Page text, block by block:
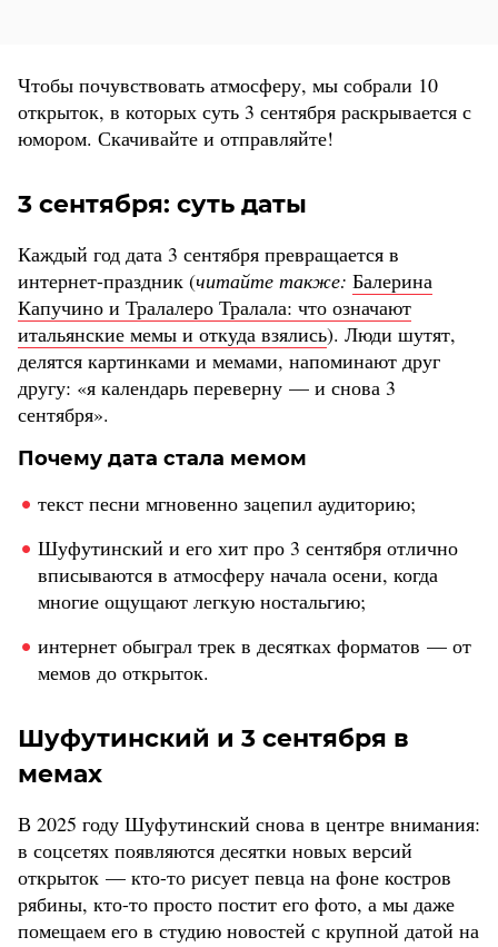
Чтобы почувствовать атмосферу, мы собрали 10
открыток, в которых суть 3 сентября раскрывается с
юмором. Скачивайте и отправляйте!
3 сентября: суть даты
Каждый год дата 3 сентября превращается в
интернет-праздник (читайте также: Балерина
Капучино и Тралалеро Тралала: что означают
итальянские мемы и откуда взялись). Люди шутят,
делятся картинками и мемами, напоминают друг
другу: «я календарь переверну — и снова 3
сентября».
Почему дата стала мемом
текст песни мгновенно зацепил аудиторию;
Шуфутинский и его хит про 3 сентября отлично
вписываются в атмосферу начала осени, когда
многие ощущают легкую ностальгию;
интернет обыграл трек в десятках форматов — от
мемов до открыток.
Шуфутинский и 3 сентября в
мемах
В 2025 году Шуфутинский снова в центре внимания:
в соцсетях появляются десятки новых версий
открыток — кто-то рисует певца на фоне костров
рябины, кто-то просто постит его фото, а мы даже
помещаем его в студию новостей с крупной датой на